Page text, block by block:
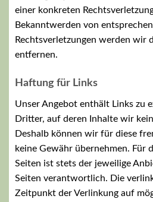
einer konkreten
Bekanntwerden von
Rechtsverletzungen werden wir
entfernen.
Haftung für Links
Unser Angebot enthält Links zu
Dritter, auf deren Inhalte wir
Deshalb können wir für diese
keine Gewähr übernehmen. Für
Seiten ist stets der jeweilige
Seiten verantwortlich. Die
Zeitpunkt der Verlinkung auf